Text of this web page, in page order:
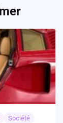
Société